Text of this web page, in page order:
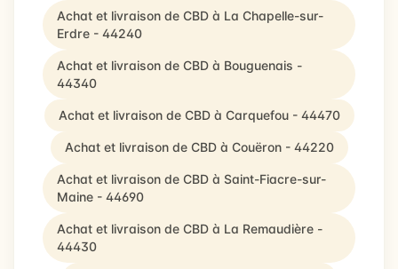
Achat et livraison de CBD à La Chapelle-sur-
Erdre - 44240
Achat et livraison de CBD à Bouguenais -
44340
Achat et livraison de CBD à Carquefou - 44470
Achat et livraison de CBD à Couëron - 44220
Achat et livraison de CBD à Saint-Fiacre-sur-
Maine - 44690
Achat et livraison de CBD à La Remaudière -
44430